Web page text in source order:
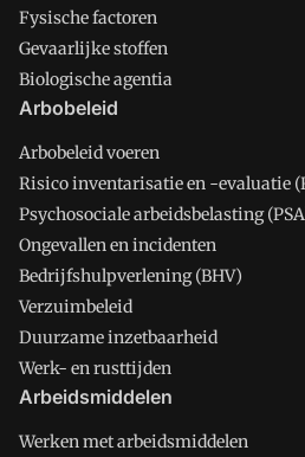
Fysische factoren
Gevaarlijke stoffen
Biologische agentia
Arbobeleid
Arbobeleid voeren
Risico inventarisatie en -evaluatie
Psychosociale arbeidsbelasting
Ongevallen en incidenten
Bedrijfshulpverlening (BHV)
Verzuimbeleid
Duurzame inzetbaarheid
Werk- en rusttijden
Arbeidsmiddelen
Werken met arbeidsmiddelen